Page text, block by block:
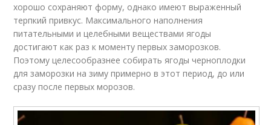
хорошо сохраняют форму, однако имеют выраженный
терпкий привкус. Максимального наполнения
питательными и целебными веществами ягоды
достигают как раз к моменту первых заморозков.
Поэтому целесообразнее собирать ягоды черноплодки
для заморозки на зиму примерно в этот период, до или
сразу после первых морозов.